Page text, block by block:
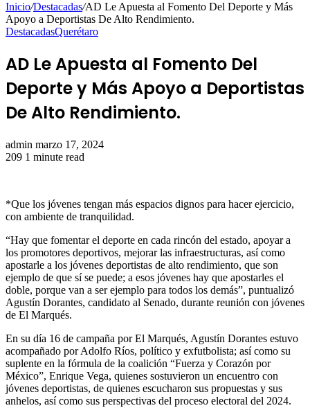
Inicio/Destacadas/AD Le Apuesta al Fomento Del Deporte y Más
Apoyo a Deportistas De Alto Rendimiento.
DestacadasQuerétaro
AD Le Apuesta al Fomento Del
Deporte y Más Apoyo a Deportistas
De Alto Rendimiento.
admin Send
an
marzo 17, 2024
209 1 minute read
*Que los jóvenes tengan más espacios dignos para hacer ejercicio,
con ambiente de tranquilidad.
“Hay que fomentar el deporte en cada rincón del estado, apoyar a
los promotores deportivos, mejorar las infraestructuras, así como
apostarle a los jóvenes deportistas de alto rendimiento, que son
ejemplo de que sí se puede; a esos jóvenes hay que apostarles el
doble, porque van a ser ejemplo para todos los demás”, puntualizó
Agustín Dorantes, candidato al Senado, durante reunión con jóvenes
de El Marqués.
En su día 16 de campaña por El Marqués, Agustín Dorantes estuvo
acompañado por Adolfo Ríos, político y exfutbolista; así como su
suplente en la fórmula de la coalición “Fuerza y Corazón por
México”, Enrique Vega, quienes sostuvieron un encuentro con
jóvenes deportistas, de quienes escucharon sus propuestas y sus
anhelos, así como sus perspectivas del proceso electoral del 2024.